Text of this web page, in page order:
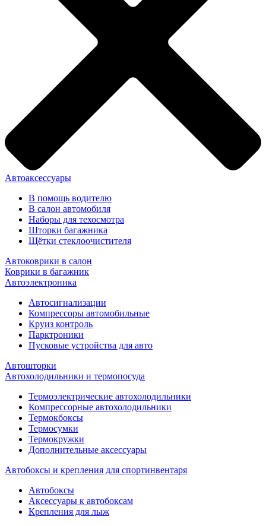
Автоаксессуары
В помощь водителю
В салон автомобиля
Наборы для техосмотра
Шторки багажника
Щётки стеклоочистителя
Автоковрики в салон
Коврики в багажник
Автоэлектроника
Автосигнализации
Компрессоры автомобильные
Круиз контроль
Парктроники
Пусковые устройства для авто
Автошторки
Автохолодильники и термопосуда
Термоэлектрические автохолодильники
Компрессорные автохолодильники
Термокбоксы
Термосумки
Термокружки
Дополнительные аксессуары
Автобоксы и крепления для спортинвентаря
Автобоксы
Аксессуары к автобоксам
Крепления для лыж